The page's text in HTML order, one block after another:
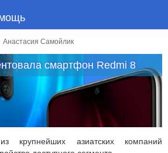
Анастасия Самойлик
смартфон Redmi 8
крупнейших азиатских компаний